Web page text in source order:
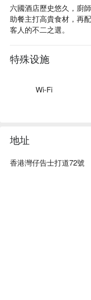
蘿｜蔬菜串燒
肉車區：
熱盤區：
蛋白｜迷迭香蜜糖燒雞
甜品區：
即製窩夫｜巴斯克芝士
子朱古力卷｜
士多啤梨拿破崙｜蘋果
六國酒店歷史悠久，廚
助餐主打高貴食材，再
客人的不二之選。
特殊设施
Wi-Fi
地址
香港灣仔告士打道72號